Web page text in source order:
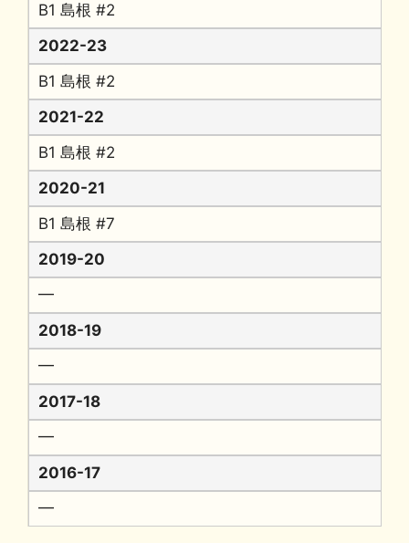
B1 島根 #2
2022-23
B1 島根 #2
2021-22
B1 島根 #2
2020-21
B1 島根 #7
2019-20
━
2018-19
━
2017-18
━
2016-17
━